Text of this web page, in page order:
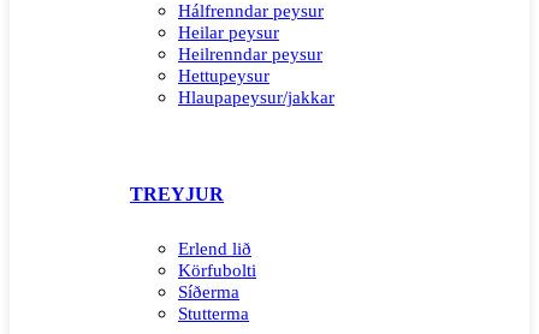
Hálfrenndar peysur
Heilar peysur
Heilrenndar peysur
Hettupeysur
Hlaupapeysur/jakkar
TREYJUR
Erlend lið
Körfubolti
Síðerma
Stutterma